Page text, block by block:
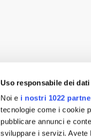
Uso responsabile dei dati
Noi e i nostri 1022
tecnologie come i cookie
pubblicare annunci e
sviluppare i servizi.
i diritti riservati.Mediacom S.r.l